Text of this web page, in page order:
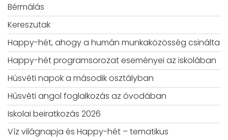
Bérmálás
Kereszutak
Happy-hét, ahogy a humán munkaközösség csinálta
Happy-hét programsorozat eseményei az iskolában
Húsvéti napok a második osztályban
Húsvéti angol foglalkozás az óvodában
Iskolai beiratkozás 2026
Víz világnapja és Happy-hét – tematikus